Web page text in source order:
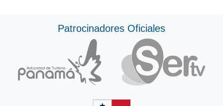
Patrocinadores Oficiales